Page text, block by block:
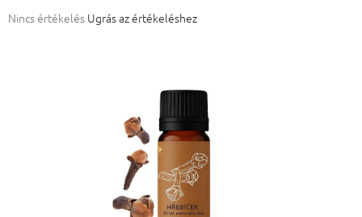
A termék átlagos értékelése 5-ből 0,0 csillag.
Nincs értékelés Ugrás az értékeléshez